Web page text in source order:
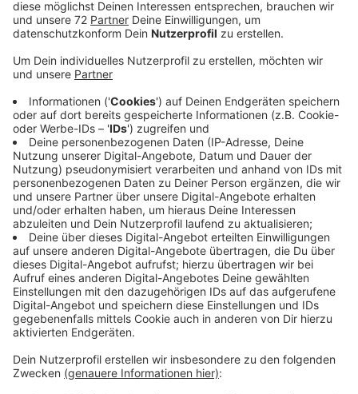
Anzeige
Das Klinikum Soest erprobt jetzt auf einer Station eine
machen und die Pflege durch erholte Mitarbeiter
verbessern. Die Christophorusgesellschaft
beobachtet, wie es mit dem Pilotprojekt in Soest
läuft. Eine 4-Tage-Woche an den Krankenhäusern in
Coesfeld, Nottuln und Dülmen zu testen ist aber
bislang nicht geplant. Um auf die Wochenarbeitszeit
zu kommen, wären längere Schichten nötig. Die
Mehrzahl der Mitarbeiter habe das in einem internen
Workshop abgelehnt. Längere Dienste wären
körperlich zu anstrengend und die Konzentration leide.
Außerdem sei das in vielen Fällen nicht mit der Familie
zu vereinbaren. Stattdessen stellen sich die
Christophoruskliniken mit flexiblen Arbeitszeiten so
gut es geht auf ihre Mitarbeiter ein. Das
Marienhospital in Lüdinghausen handhabt es so wie die